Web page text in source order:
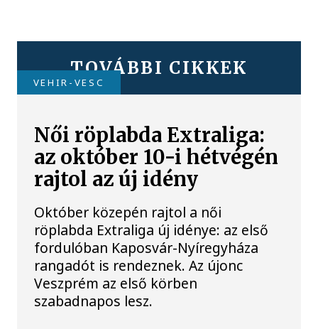
TOVÁBBI CIKKEK
VEHIR-VESC
Női röplabda Extraliga:
az október 10-i hétvégén
rajtol az új idény
Október közepén rajtol a női
röplabda Extraliga új idénye: az első
fordulóban Kaposvár-Nyíregyháza
rangadót is rendeznek. Az újonc
Veszprém az első körben
szabadnapos lesz.